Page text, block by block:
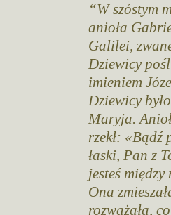
W szóstym
anioła
Galilei,
Dziewicy
imieniem
Dziewicy
Maryja.
rzekł: «Bądź
łaski, Pan z
jesteś
Ona
rozważała,